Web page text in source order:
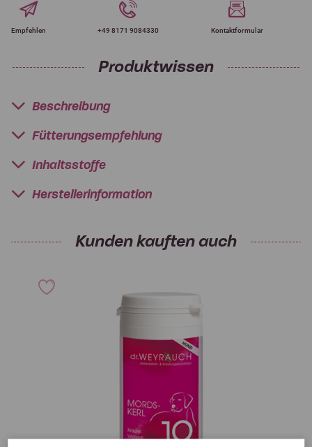
Empfehlen +49 8171 9084330 Kontaktformular
Produktwissen
Beschreibung
Fütterungsempfehlung
Inhaltsstoffe
Herstellerinformation
Kunden kauften auch